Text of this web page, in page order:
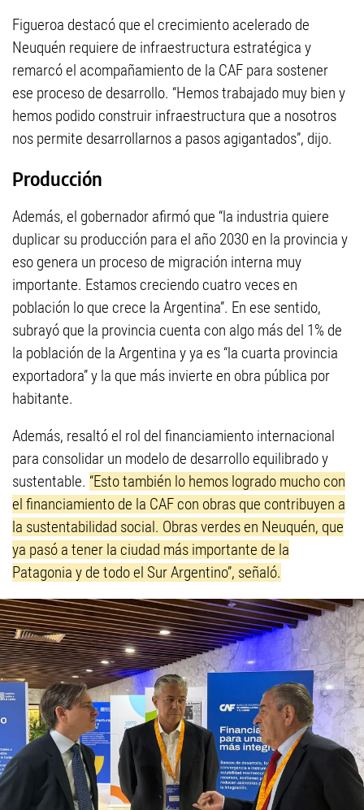
Figueroa destacó que el crecimiento acelerado de
Neuquén requiere de infraestructura estratégica y
remarcó el acompañamiento de la CAF para sostener
ese proceso de desarrollo. “Hemos trabajado muy bien y
hemos podido construir infraestructura que a nosotros
nos permite desarrollarnos a pasos agigantados”, dijo.
Producción
Además, el gobernador afirmó que “la industria quiere
duplicar su producción para el año 2030 en la provincia y
eso genera un proceso de migración interna muy
importante. Estamos creciendo cuatro veces en
población lo que crece la Argentina”. En ese sentido,
subrayó que la provincia cuenta con algo más del 1% de
la población de la Argentina y ya es “la cuarta provincia
exportadora” y la que más invierte en obra pública por
habitante.
Además, resaltó el rol del financiamiento internacional
para consolidar un modelo de desarrollo equilibrado y
sustentable. “Esto también lo hemos logrado mucho con
el financiamiento de la CAF con obras que contribuyen a
la sustentabilidad social. Obras verdes en Neuquén, que
ya pasó a tener la ciudad más importante de la
Patagonia y de todo el Sur Argentino”, señaló.